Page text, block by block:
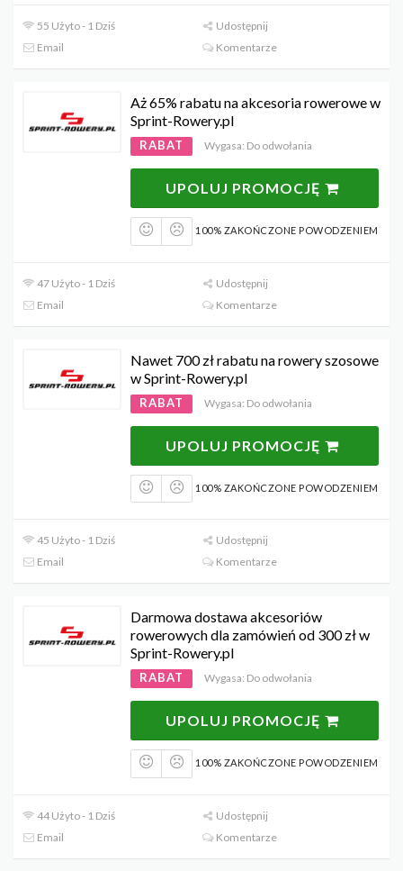
55 Użyto - 1 Dziś
Udostępnij
Email
Komentarze
Aż 65% rabatu na akcesoria rowerowe w
Sprint-Rowery.pl
RABAT Wygasa: Do odwołania
UPOLUJ PROMOCJĘ
100% ZAKOŃCZONE POWODZENIEM
47 Użyto - 1 Dziś
Udostępnij
Email
Komentarze
Nawet 700 zł rabatu na rowery szosowe
w Sprint-Rowery.pl
RABAT Wygasa: Do odwołania
UPOLUJ PROMOCJĘ
100% ZAKOŃCZONE POWODZENIEM
45 Użyto - 1 Dziś
Udostępnij
Email
Komentarze
Darmowa dostawa akcesoriów
rowerowych dla zamówień od 300 zł w
Sprint-Rowery.pl
RABAT Wygasa: Do odwołania
UPOLUJ PROMOCJĘ
100% ZAKOŃCZONE POWODZENIEM
44 Użyto - 1 Dziś
Udostępnij
Email
Komentarze